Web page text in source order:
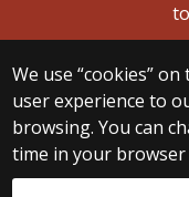
We use “cookies”
user experience to
browsing. You can
time in your
Web